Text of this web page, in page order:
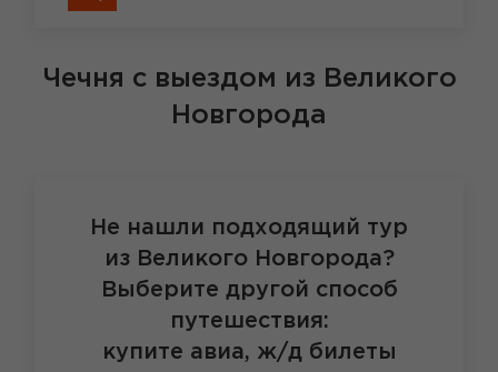
Чечня с выездом из Великого
Новгорода
Не нашли подходящий тур
из Великого Новгорода?
Выберите другой способ
путешествия:
купите авиа, ж/д билеты